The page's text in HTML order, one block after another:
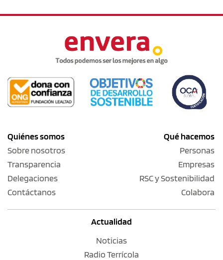
Quiénes somos
Sobre nosotros
Transparencia
Delegaciones
Contáctanos
Qué hacemos
Personas
Empresas
RSC y Sostenibilidad
Colabora
Actualidad
Noticias
Radio Terrícola